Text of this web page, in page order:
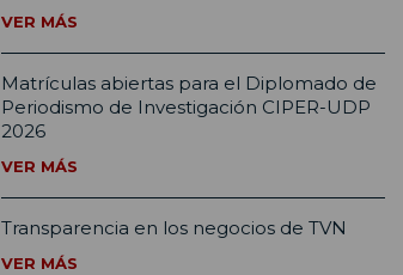
VER MÁS
Matrículas abiertas para el Diplomado de
Periodismo de Investigación CIPER-UDP
2026
VER MÁS
Transparencia en los negocios de TVN
VER MÁS